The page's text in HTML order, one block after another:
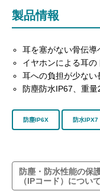
製品情報
耳を塞がない骨伝導
イヤホンによる耳
耳への負担が少な
防塵防水IP67、重
防塵IP6X 防水IPX7
防塵・防水性能の保
（IPコード）について